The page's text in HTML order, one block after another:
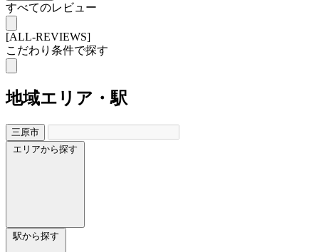
すべてのレビュー
[ALL-REVIEWS]
こだわり条件で探す
地域エリア・駅
三原市
エリアから探す
駅から探す